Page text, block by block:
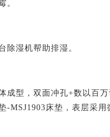
。
除湿机帮助排湿。
成型，双面冲孔+数以百
-MSJ1903床垫，表层采用